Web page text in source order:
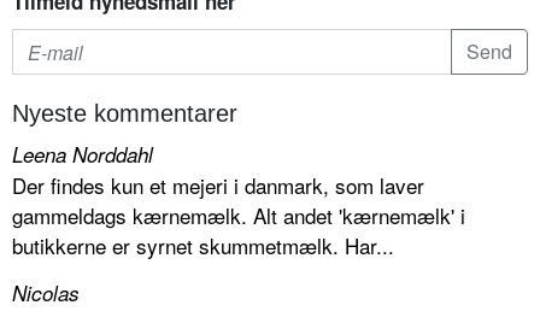
Nyeste kommentarer
Leena Norddahl
Der findes kun et mejeri i danmark, som laver
gammeldags kærnemælk. Alt andet 'kærnemælk' i
butikkerne er syrnet skummetmælk. Har...
Nicolas